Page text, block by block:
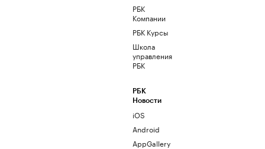
РБК
Компании
РБК Курсы
Школа
управления
РБК
РБК
Новости
iOS
Android
AppGallery